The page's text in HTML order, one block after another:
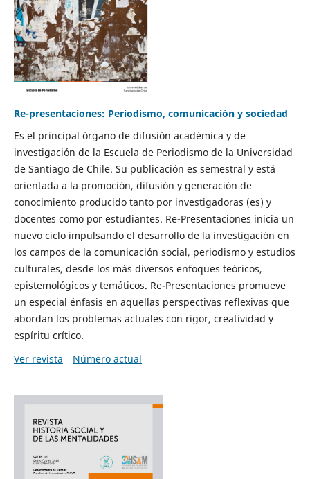
Re-presentaciones: Periodismo, comunicación y sociedad
Es el principal órgano de difusión académica y de
investigación de la Escuela de Periodismo de la Universidad
de Santiago de Chile. Su publicación es semestral y está
orientada a la promoción, difusión y generación de
conocimiento producido tanto por investigadoras (es) y
docentes como por estudiantes. Re-Presentaciones inicia un
nuevo ciclo impulsando el desarrollo de la investigación en
los campos de la comunicación social, periodismo y estudios
culturales, desde los más diversos enfoques teóricos,
epistemológicos y temáticos. Re-Presentaciones promueve
un especial énfasis en aquellas perspectivas reflexivas que
abordan los problemas actuales con rigor, creatividad y
espíritu crítico.
Ver revista
Número actual